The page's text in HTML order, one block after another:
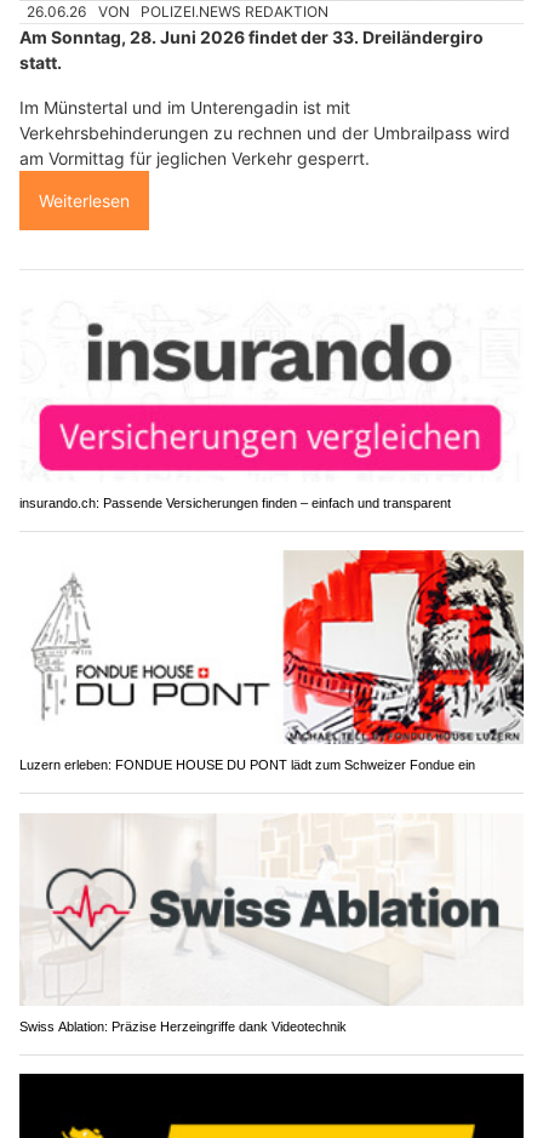
26.06.26 VON POLIZEI.NEWS REDAKTION
Am Sonntag, 28. Juni 2026 findet der 33. Dreiländergiro
statt.
Im Münstertal und im Unterengadin ist mit
Verkehrsbehinderungen zu rechnen und der Umbrailpass wird
am Vormittag für jeglichen Verkehr gesperrt.
Weiterlesen
insurando.ch: Passende Versicherungen finden – einfach und transparent
Luzern erleben: FONDUE HOUSE DU PONT lädt zum Schweizer Fondue ein
Swiss Ablation: Präzise Herzeingriffe dank Videotechnik